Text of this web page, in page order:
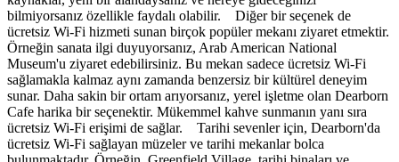
bilmiyorsanız özellikle faydalı olabilir. Diğer bir seçenek de
ücretsiz Wi-Fi hizmeti sunan birçok popüler mekanı ziyaret etmektir.
Örneğin sanata ilgi duyuyorsanız, Arab American National
Museum'u ziyaret edebilirsiniz. Bu mekan sadece ücretsiz Wi-Fi
sağlamakla kalmaz aynı zamanda benzersiz bir kültürel deneyim
sunar. Daha sakin bir ortam arıyorsanız, yerel işletme olan Dearborn
Cafe harika bir seçenektir. Mükemmel kahve sunmanın yanı sıra
ücretsiz Wi-Fi erişimi de sağlar. Tarihi sevenler için, Dearborn'da
ücretsiz Wi-Fi sağlayan müzeler ve tarihi mekanlar bolca